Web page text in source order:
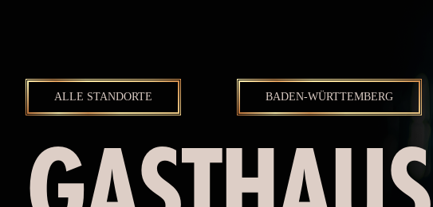
ALLE STANDORTE BADEN-WÜRTTEMBERG